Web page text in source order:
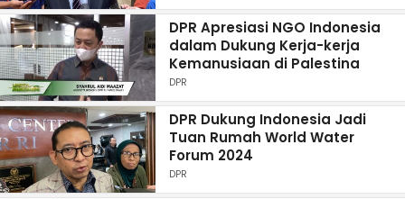
DPR Apresiasi NGO Indonesia
dalam Dukung Kerja-kerja
Kemanusiaan di Palestina
DPR
DPR Dukung Indonesia Jadi
Tuan Rumah World Water
Forum 2024
DPR